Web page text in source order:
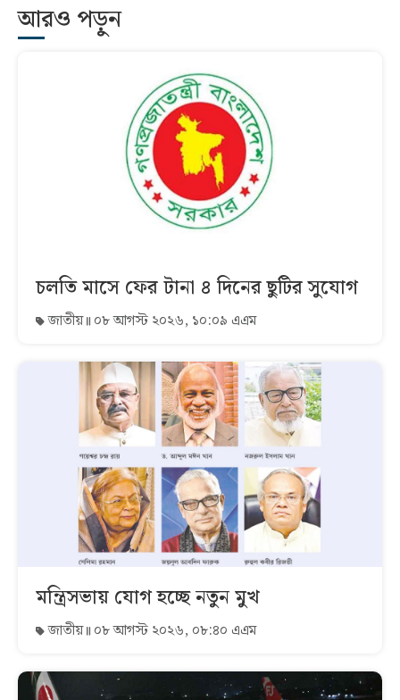
আরও পড়ুন
চলতি মাসে ফের টানা ৪ দিনের ছুটির সুযোগ
জাতীয় ০৮ আগস্ট ২০২৬, ১০:০৯ এএম
মন্ত্রিসভায় যোগ হচ্ছে নতুন মুখ
জাতীয় ০৮ আগস্ট ২০২৬, ০৮:৪০ এএম